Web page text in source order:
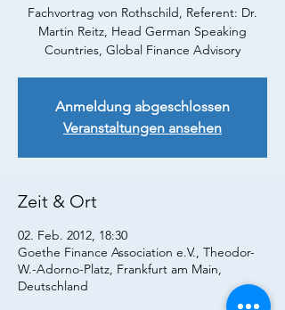
Fachvortrag von Rothschild, Referent: Dr.
Martin Reitz, Head German Speaking
Countries, Global Finance Advisory
Anmeldung abgeschlossen
Veranstaltungen ansehen
Zeit & Ort
02. Feb. 2012, 18:30
Goethe Finance Association e.V., Theodor-
W.-Adorno-Platz, Frankfurt am Main,
Deutschland